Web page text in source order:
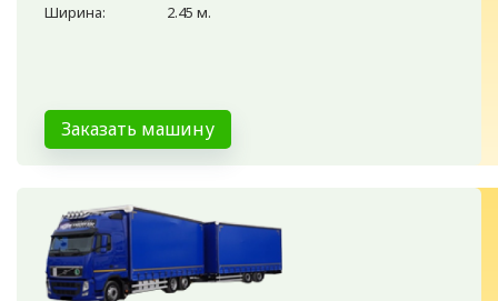
Ширина:
2.45 м.
Заказать машину